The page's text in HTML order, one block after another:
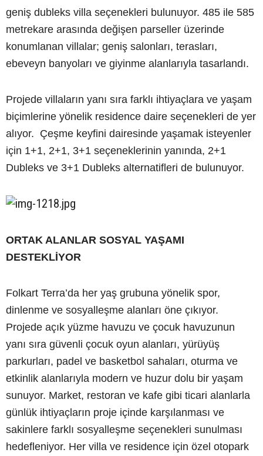
geniş dubleks villa seçenekleri bulunuyor. 485 ile 585
metrekare arasında değişen parseller üzerinde
konumlanan villalar; geniş salonları, terasları,
ebeveyn banyoları ve giyinme alanlarıyla tasarlandı.
Projede villaların yanı sıra farklı ihtiyaçlara ve yaşam
biçimlerine yönelik residence daire seçenekleri de yer
alıyor. Çeşme keyfini dairesinde yaşamak isteyenler
için 1+1, 2+1, 3+1 seçeneklerinin yanında, 2+1
Dubleks ve 3+1 Dubleks alternatifleri de bulunuyor.
ORTAK ALANLAR SOSYAL YAŞAMI
DESTEKLİYOR
Folkart Terra’da her yaş grubuna yönelik spor,
dinlenme ve sosyalleşme alanları öne çıkıyor.
Projede açık yüzme havuzu ve çocuk havuzunun
yanı sıra güvenli çocuk oyun alanları, yürüyüş
parkurları, padel ve basketbol sahaları, oturma ve
etkinlik alanlarıyla modern ve huzur dolu bir yaşam
sunuyor. Market, restoran ve kafe gibi ticari alanlarla
günlük ihtiyaçların proje içinde karşılanması ve
sakinlere farklı sosyalleşme seçenekleri sunulması
hedefleniyor. Her villa ve residence için özel otopark